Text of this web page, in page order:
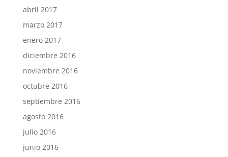
abril 2017
marzo 2017
enero 2017
diciembre 2016
noviembre 2016
octubre 2016
septiembre 2016
agosto 2016
julio 2016
junio 2016